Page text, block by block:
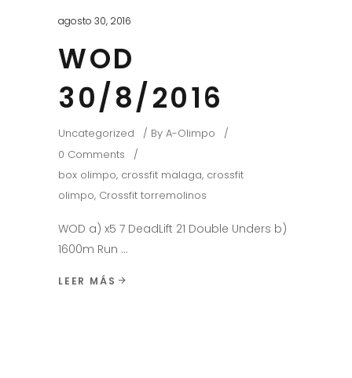
agosto 30, 2016
WOD
30/8/2016
Uncategorized By A-Olimpo
0 Comments
box olimpo, crossfit malaga, crossfit
olimpo, Crossfit torremolinos
WOD a) x5 7 DeadLift 21 Double Unders b)
1600m Run
LEER MÁS